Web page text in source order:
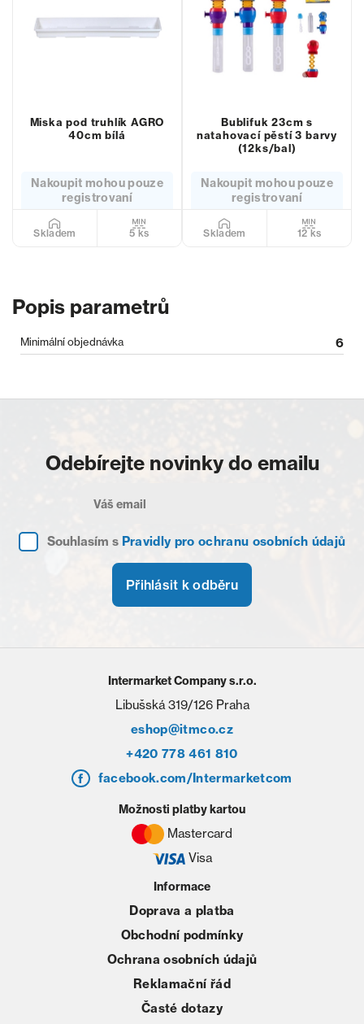
Miska pod truhlík AGRO
40cm bílá
Nakoupit mohou pouze
registrovaní
Skladem 5 ks
Bublifuk 23cm s
natahovací pěstí 3 barvy
(12ks/bal)
Nakoupit mohou pouze
registrovaní
Skladem 12 ks
Popis parametrů
Minimální objednávka 6
Odebírejte novinky do emailu
Souhlasím s Pravidly pro ochranu osobních údajů
Přihlásit k odběru
Intermarket Company s.r.o.
Libušská 319/126 Praha
eshop@itmco.cz
+420 778 461 810
facebook.com/Intermarketcom
Informace
Doprava a platba
Obchodní podmínky
Ochrana osobních údajů
Reklamační řád
Časté dotazy
Možnosti platby kartou
Mastercard
Visa